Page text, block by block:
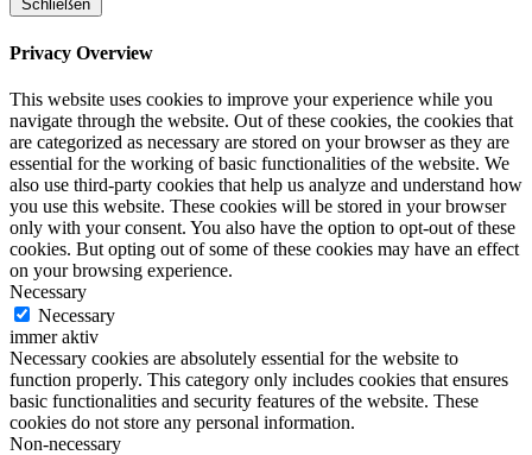
Schließen
Privacy Overview
This website uses cookies to improve your experience while you
navigate through the website. Out of these cookies, the cookies that
are categorized as necessary are stored on your browser as they are
essential for the working of basic functionalities of the website. We
also use third-party cookies that help us analyze and understand how
you use this website. These cookies will be stored in your browser
only with your consent. You also have the option to opt-out of these
cookies. But opting out of some of these cookies may have an effect
on your browsing experience.
Necessary
Necessary
immer aktiv
Necessary cookies are absolutely essential for the website to
function properly. This category only includes cookies that ensures
basic functionalities and security features of the website. These
cookies do not store any personal information.
Non-necessary